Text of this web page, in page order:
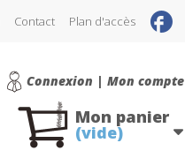
Contact Plan d'accès
Connexion | Mon compte
Mon panier
(vide)